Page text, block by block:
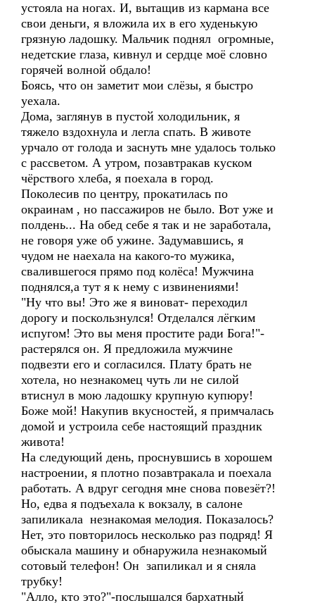
устояла на ногах. И, вытащив из кармана все
свои деньги, я вложила их в его худенькую
грязную ладошку. Мальчик поднял огромные,
недетские глаза, кивнул и сердце моё словно
горячей волной обдало!
Боясь, что он заметит мои слёзы, я быстро
уехала.
Дома, заглянув в пустой холодильник, я
тяжело вздохнула и легла спать. В животе
урчало от голода и заснуть мне удалось только
с рассветом. А утром, позавтракав куском
чёрствого хлеба, я поехала в город.
Поколесив по центру, прокатилась по
окраинам , но пассажиров не было. Вот уже и
полдень... На обед себе я так и не заработала,
не говоря уже об ужине. Задумавшись, я
чудом не наехала на какого-то мужика,
свалившегося прямо под колёса! Мужчина
поднялся,а тут я к нему с извинениями!
"Ну что вы! Это же я виноват- переходил
дорогу и поскользнулся! Отделался лёгким
испугом! Это вы меня простите ради Бога!"-
растерялся он. Я предложила мужчине
подвезти его и согласился. Плату брать не
хотела, но незнакомец чуть ли не силой
втиснул в мою ладошку крупную купюру!
Боже мой! Накупив вкусностей, я примчалась
домой и устроила себе настоящий праздник
живота!
На следующий день, проснувшись в хорошем
настроении, я плотно позавтракала и поехала
работать. А вдруг сегодня мне снова повезёт?!
Но, едва я подъехала к вокзалу, в салоне
запиликала незнакомая мелодия. Показалось?
Нет, это повторилось несколько раз подряд! Я
обыскала машину и обнаружила незнакомый
сотовый телефон! Он запиликал и я сняла
трубку!
"Алло, кто это?"-послышался бархатный